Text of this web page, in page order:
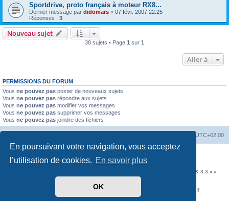
En poursuivant votre navigation, vous acceptez
l’utilisation de cookies. En savoir plus
OK
Sportdrive, proto français à moteur RX8...
Dernier message par didomars « 07 févr. 2007 22:25
Réponses : 3
Nouveau sujet
38 sujets • Page 1 sur 1
Aller à
PERMISSIONS DU FORUM
Vous ne pouvez pas poster de nouveaux sujets
Vous ne pouvez pas répondre aux sujets
Vous ne pouvez pas modifier vos messages
Vous ne pouvez pas supprimer vos messages
Vous ne pouvez pas joindre des fichiers
UTC+02:00
Traduit parphpBB-fr.com
: « Traductions d'extensions & styles pour phpBB 3.2.x & 3.3.x »
Avenue de la Praille, 26 - 1227 Carouge - Suisse - tél +41 22 820 35 44